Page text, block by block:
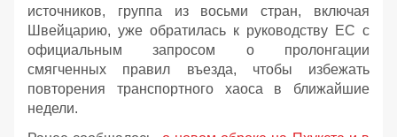
источников, группа из восьми стран, включая
Швейцарию, уже обратилась к руководству ЕС с
официальным запросом о пролонгации
смягченных правил въезда, чтобы избежать
повторения транспортного хаоса в ближайшие
недели.